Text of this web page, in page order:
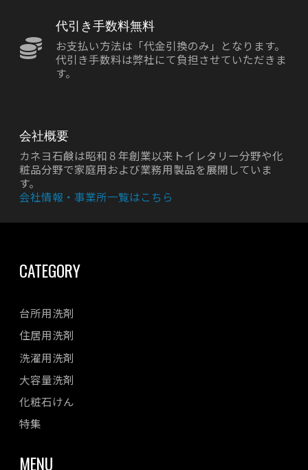
代引き手数料無料
お支払い方法は「代金引換のみ」となります。
代引き手数料は弊社にて負担させていただきま
す。
会社概要
カネヨ石鹸は昭和８年創業以来トイレタリー分野や化
粧品分野で家庭用および業務用製品を展開していま
す。
会社情報・事業所一覧はこちら
CATEGORY
台所用洗剤
住居用洗剤
洗濯用洗剤
大容量洗剤
化粧石けん
特集
MENU